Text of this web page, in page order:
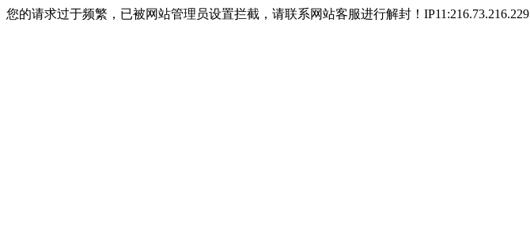
您的请求过于频繁，已被网站管理员设置拦截，请联系网站客服进行解封！IP11:216.73.216.229